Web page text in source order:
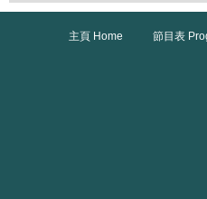
主頁 Home 節目表